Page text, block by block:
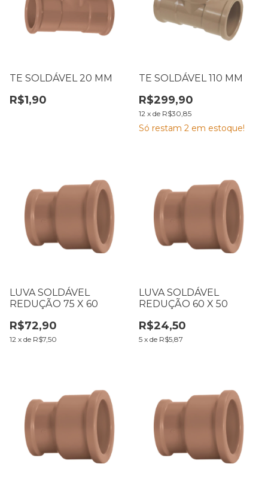
TE SOLDÁVEL 20 MM
R$1,90
TE SOLDÁVEL 110 MM
R$299,90
12 x de R$30,85
Só restam 2 em estoque!
LUVA SOLDÁVEL
REDUÇÃO 75 X 60
R$72,90
12 x de R$7,50
LUVA SOLDÁVEL
REDUÇÃO 60 X 50
R$24,50
5 x de R$5,87